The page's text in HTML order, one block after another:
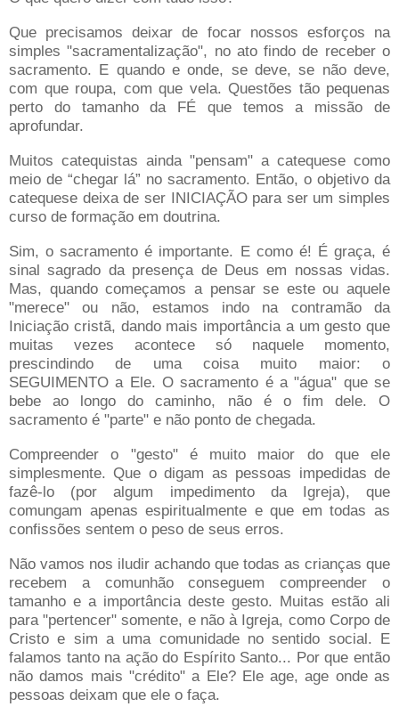
Que precisamos deixar de focar nossos esforços na
simples "sacramentalização", no ato findo de receber o
sacramento. E quando e onde, se deve, se não deve,
com que roupa, com que vela. Questões tão pequenas
perto do tamanho da FÉ que temos a missão de
aprofundar.
Muitos catequistas ainda "pensam" a catequese como
meio de “chegar lá” no sacramento. Então, o objetivo da
catequese deixa de ser INICIAÇÃO para ser um simples
curso de formação em doutrina.
Sim, o sacramento é importante. E como é! É graça, é
sinal sagrado da presença de Deus em nossas vidas.
Mas, quando começamos a pensar se este ou aquele
"merece" ou não, estamos indo na contramão da
Iniciação cristã, dando mais importância a um gesto que
muitas vezes acontece só naquele momento,
prescindindo de uma coisa muito maior: o
SEGUIMENTO a Ele. O sacramento é a "água" que se
bebe ao longo do caminho, não é o fim dele. O
sacramento é "parte" e não ponto de chegada.
Compreender o "gesto" é muito maior do que ele
simplesmente. Que o digam as pessoas impedidas de
fazê-lo (por algum impedimento da Igreja), que
comungam apenas espiritualmente e que em todas as
confissões sentem o peso de seus erros.
Não vamos nos iludir achando que todas as crianças que
recebem a comunhão conseguem compreender o
tamanho e a importância deste gesto. Muitas estão ali
para "pertencer" somente, e não à Igreja, como Corpo de
Cristo e sim a uma comunidade no sentido social. E
falamos tanto na ação do Espírito Santo... Por que então
não damos mais "crédito" a Ele? Ele age, age onde as
pessoas deixam que ele o faça.